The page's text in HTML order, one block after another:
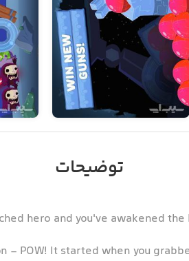
توضیحات
hero and you've awakened
- POW! It started when you